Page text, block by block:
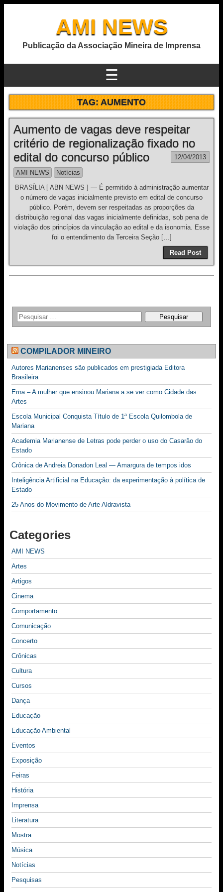
AMI NEWS
Publicação da Associação Mineira de Imprensa
☰
TAG:AUMENTO
Aumento de vagas deve respeitar
critério de regionalização fixado no
edital do concurso público
12/04/2013
AMI NEWS
Notícias
BRASÍLIA [ ABN NEWS ] — É permitido à administração aumentar
o número de vagas inicialmente previsto em edital de concurso
público. Porém, devem ser respeitadas as proporções da
distribuição regional das vagas inicialmente definidas, sob pena de
violação dos princípios da vinculação ao edital e da isonomia. Esse
foi o entendimento da Terceira Seção […]
Read Post
COMPILADOR MINEIRO
Autores Marianenses são publicados em prestigiada Editora
Brasileira
Erna – A mulher que ensinou Mariana a se ver como Cidade das
Artes
Escola Municipal Conquista Título de 1ª Escola Quilombola de
Mariana
Academia Marianense de Letras pode perder o uso do Casarão do
Estado
Crônica de Andreia Donadon Leal — Amargura de tempos idos
Inteligência Artificial na Educação: da experimentação à política de
Estado
25 Anos do Movimento de Arte Aldravista
Categories
AMI NEWS
Artes
Artigos
Cinema
Comportamento
Comunicação
Concerto
Crônicas
Cultura
Cursos
Dança
Educação
Educação Ambiental
Eventos
Exposição
Feiras
História
Imprensa
Literatura
Mostra
Música
Notícias
Pesquisas